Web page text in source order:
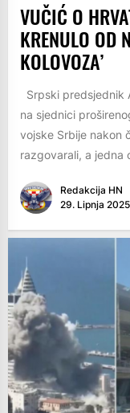
VUČIĆ O
KRENULO OD
KOLOVOZA’
Srpski predsjednik
na sjednici
vojske Srbije nakon
razgovarali, a jedna
Redakcija HN
29. Lipnja